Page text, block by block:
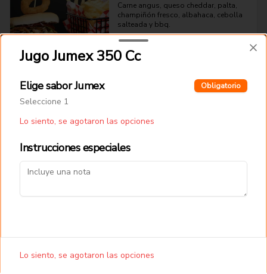
Carne angus, queso cheddar, palta,
champiñón fresco, albahaca, cebolla
salteada y bbq.
$10.990
Papitas y Chorrillanas
Papas fritas corte delgado.
Papas fritas y salchichas.
Jugo Jumex 350 Cc
Elige sabor Jumex Obligatorio
Seleccione 1
Lo siento, se agotaron las opciones
Instrucciones especiales
Lo siento, se agotaron las opciones